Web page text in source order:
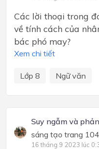
Các lời thoại trong
về tính cách của
bác phó may?
Xem chi tiết
Lớp 8 Ngữ văn
Suy ngẫm và
sáng tạo trang 104
16 tháng 9 2023 lúc